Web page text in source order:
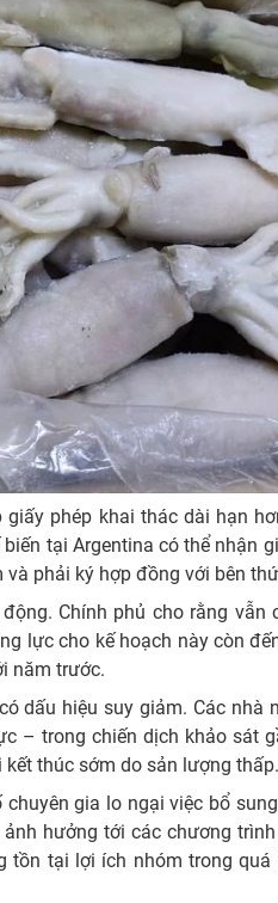
phép khai thác dài hạn
tại Argentina có thể nhận
phải ký hợp đồng với bên
Chính phủ cho rằng
lực cho kế hoạch này còn
năm trước.
dấu hiệu suy giảm. Các nhà
– trong chiến dịch khảo sát
thúc sớm do sản lượng thấp.
gia lo ngại việc bổ
hưởng tới các chương
tồn tại lợi ích nhóm trong